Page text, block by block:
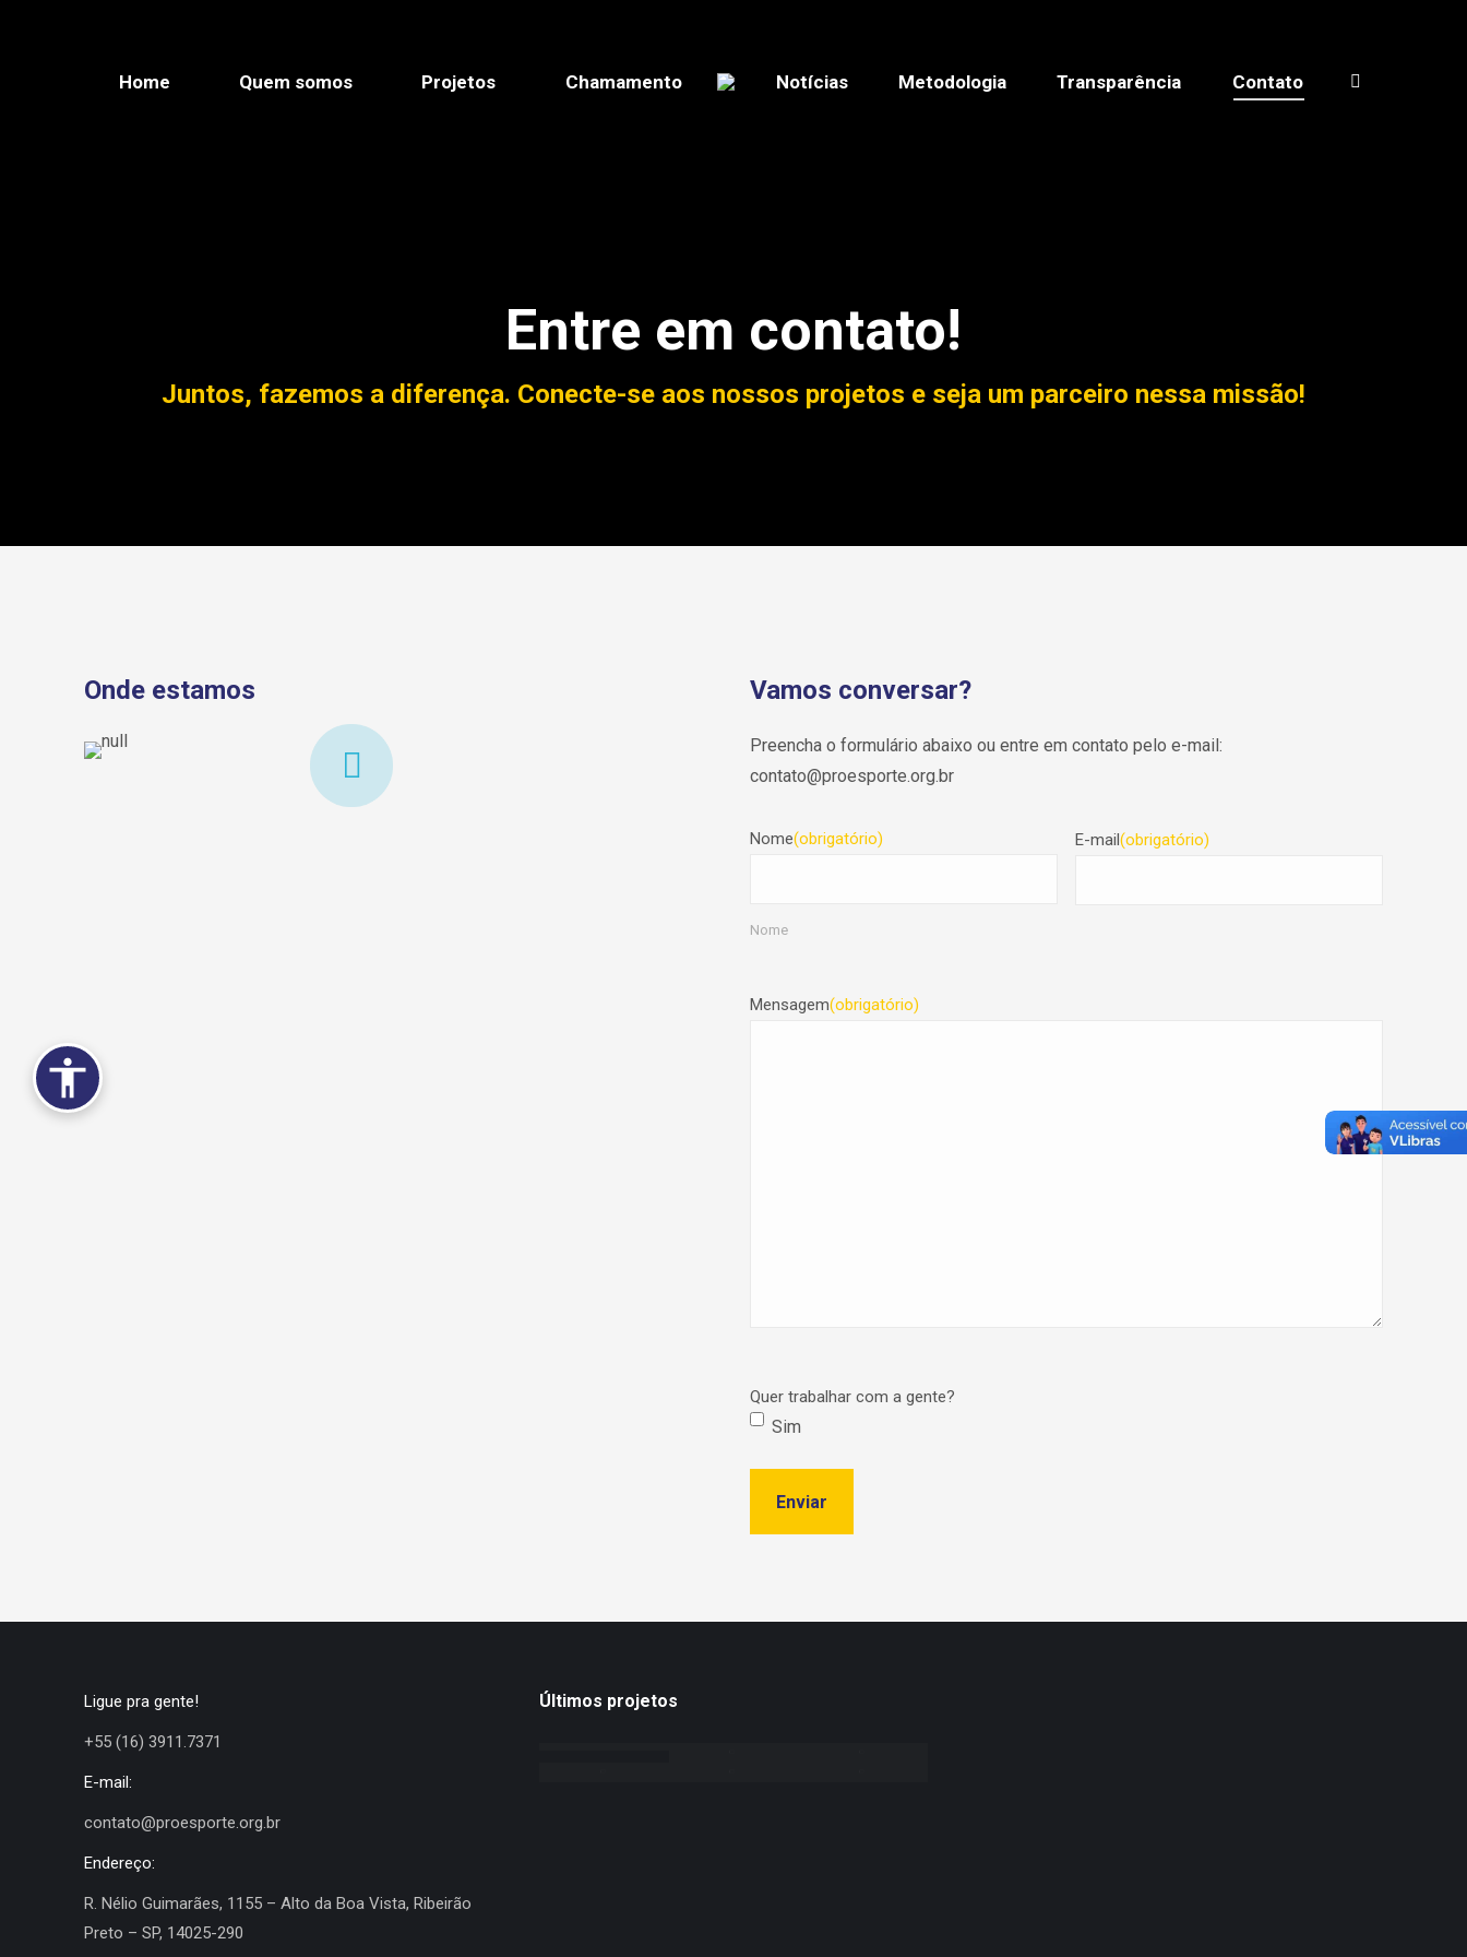
Home Quem somos Projetos Chamamento Notícias Metodologia Transparência Contato Search:
Entre em contato!
Juntos, fazemos a diferença. Conecte-se aos nossos projetos e seja um parceiro nessa missão!
Onde estamos Vamos conversar?
Preencha o formulário abaixo ou entre em contato pelo e-mail:
contato@proesporte.org.br
Nome(obrigatório)
Nome
E-mail(obrigatório)
Mensagem(obrigatório)
Quer trabalhar com a gente?
Sim
Ligue pra gente!
+55 (16) 3911.7371
E-mail:
contato@proesporte.org.br
Endereço:
R. Nélio Guimarães, 1155 – Alto da Boa Vista, Ribeirão
Preto – SP, 14025-290
Últimos projetos